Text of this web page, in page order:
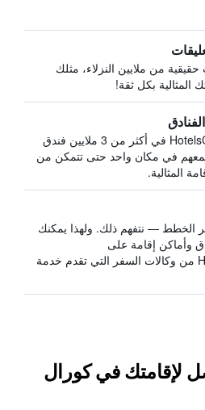
حقيقية من ملايين النزلاء، مثلك
المثالية بكل ثقة!
يبحث HotelsCombined في أكثر من 3 ملايين فندق
في مكان واحد حتى تتمكن من
المثالية.
الخطط — نتفهم ذلك. ولهذا يمكنك
وأماكن إقامة على
HotelsCombined من وكالات السفر التي تقدم خدمة
لإقامتك في كورال